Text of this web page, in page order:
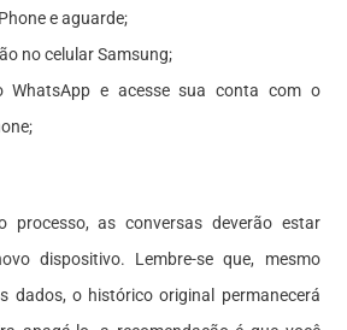
e aguarde;
no celular Samsung;
WhatsApp e acesse sua conta com o
processo, as conversas deverão estar
dispositivo. Lembre-se que, mesmo
dados, o histórico original permanecerá